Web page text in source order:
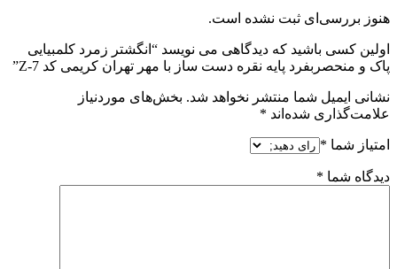
هنوز بررسی‌ای ثبت نشده است.
اولین کسی باشید که دیدگاهی می نویسد “انگشتر زمرد کلمبیایی
پاک و منحصربفرد پایه نقره دست ساز با مهر تهران کریمی کد Z-7”
نشانی ایمیل شما منتشر نخواهد شد. بخش‌های موردنیاز
علامت‌گذاری شده‌اند *
امتیاز شما *
دیدگاه شما *